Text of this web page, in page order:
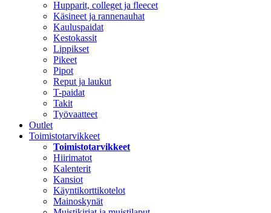
Hupparit, colleget ja fleecet
Käsineet ja rannenauhat
Kauluspaidat
Kestokassit
Lippikset
Pikeet
Pipot
Reput ja laukut
T-paidat
Takit
Työvaatteet
Outlet
Toimistotarvikkeet
Toimistotarvikkeet
Hiirimatot
Kalenterit
Kansiot
Käyntikorttikotelot
Mainoskynät